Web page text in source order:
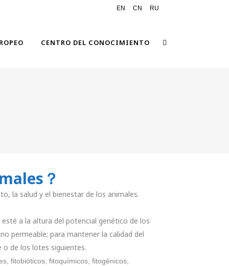
EN CN RU
CENTRO DEL CONOCIMIENTO
？
la salud y el bienestar de los animales.
a la altura del potencial genético de los
permeable; para mantener la calidad del
de los lotes siguientes.